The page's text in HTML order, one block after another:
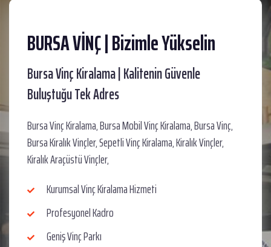
BURSA VİNÇ | Bizimle Yükselin
Bursa Vinç Kiralama | Kalitenin Güvenle
Buluştuğu Tek Adres
Bursa Vinç Kiralama, Bursa Mobil Vinç Kiralama, Bursa Vinç,
Bursa Kiralık Vinçler, Sepetli Vinç Kiralama, Kiralık Vinçler,
Kiralık Araçüstü Vinçler,
Kurumsal Vinç Kiralama Hizmeti
Profesyonel Kadro
Geniş Vinç Parkı